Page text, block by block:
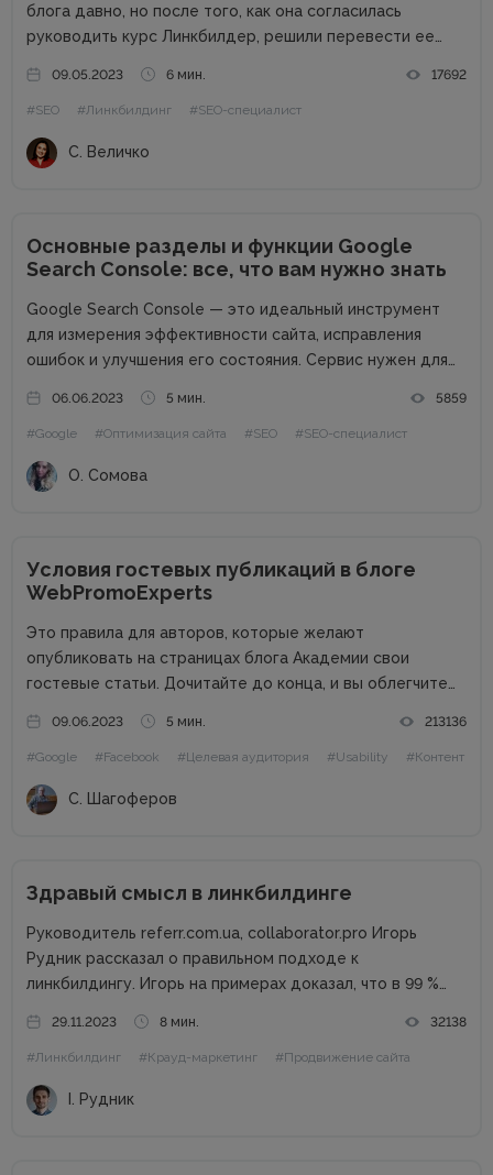
блога давно, но после того, как она согласилась
руководить курс Линкбилдер, решили перевести ее
о чем будет идти речь на ее курсе: как правильно...
09.05.2023 6 мин. 17692
#SEO #Линкбилдинг #SEO-специалист
С. Величко
Основные разделы и функции Google
Search Console: все, что вам нужно знать
Google Search Console — это идеальный инструмент
для измерения эффективности сайта, исправления
ошибок и улучшения его состояния. Сервис нужен для
поисковые роботы индексируют отдельные страницы, а
также как решить все вопросы, связанные с
продвижением...
06.06.2023 5 мин. 5859
#Google #Оптимизация сайта #SEO #SEO-специалист
О. Сомова
Условия гостевых публикаций в блоге
WebPromoExperts
Это правила для авторов, которые желают
опубликовать на страницах блога Академии свои
гостевые статьи. Дочитайте до конца, и вы облегчите
интернет-маркетинга WebPromoExperts в цифрах: 37
000 уникальных посетителей, 90 000 подписчиков...
09.06.2023 5 мин. 213136
#Google #Facebook #Целевая аудитория #Usability #Контент
С. Шагоферов
Здравый смысл в линкбилдинге
Руководитель referr.com.ua, collaborator.pro Игорь
Рудник рассказал о правильном подходе к
линкбилдингу. Игорь на примерах доказал, что в 99 %
Сайты можно продвигать множеством способов, среди
которых есть и PBN. При этом PBN разделяются...
29.11.2023 8 мин. 32138
#Линкбилдинг #Крауд-маркетинг #Продвижение сайта
І. Рудник